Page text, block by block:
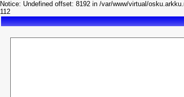
Notice: Undefined offset: 8192 in /var/www/virtual/
112